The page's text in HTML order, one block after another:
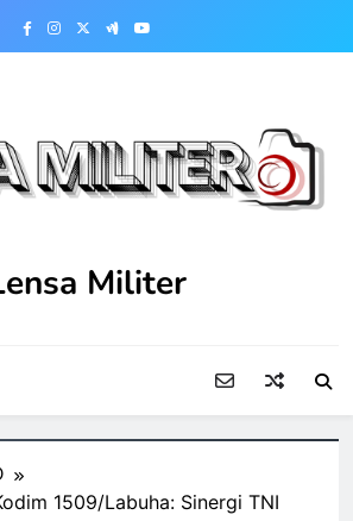
Militer
1509/Labuha: Sinergi TNI